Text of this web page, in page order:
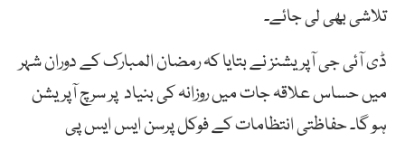
تلاشی بھی لی جائے۔
ڈی آئی جی آپریشنز نے بتایا کہ رمضان المبارک کے دوران شہر
میں حساس علاقہ جات میں روزانہ کی بنیاد پر سرچ آپریشن
ہو گا۔ حفاظتی انتظامات کے فوکل پرسن ایس ایس پی